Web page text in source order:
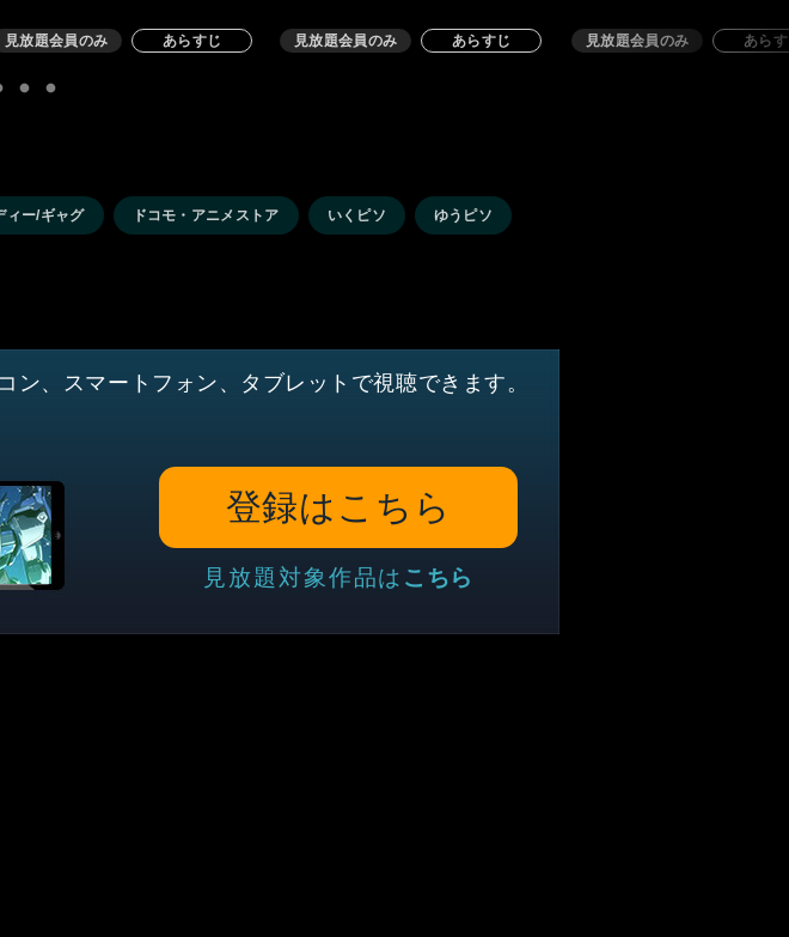
見放題会員のみ あらすじ 見放題会員のみ あらすじ 見放題会員のみ あら
ィー/ギャグ ドコモ・アニメストア いくピソ ゆうピソ
、スマートフォン、タブレットで視聴できます。
登録はこちら
見放題対象作品は こちら